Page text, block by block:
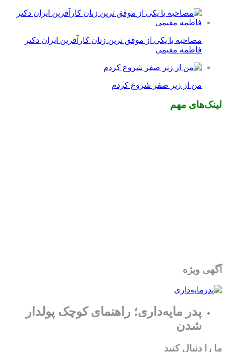
مصاحبه با یکی از موفق ترین زنان کارآفرین ایران دکتر
فاطمه مقیمی
من از زیر صفر شروع کردم
لینک‌های مهم
آگهی ویژه
پدر مایه‌داری؛ راهنمای کوچک پولدار
شدن
ما را دنبال کنید